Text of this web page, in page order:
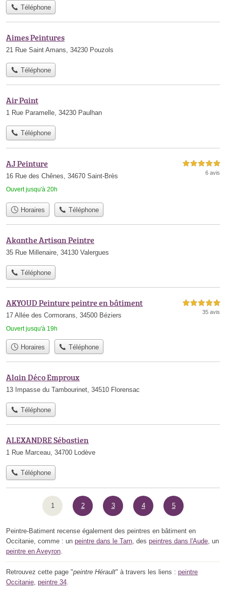
Téléphone
Aimes Peintures
21 Rue Saint Amans, 34230 Pouzols
Téléphone
Air Paint
1 Rue Paramelle, 34230 Paulhan
Téléphone
AJ Peinture
16 Rue des Chênes, 34670 Saint-Brès
Ouvert jusqu'à 20h
5,0 étoiles sur 5
6 avis
Horaires Téléphone
Akanthe Artisan Peintre
35 Rue Millenaire, 34130 Valergues
Téléphone
AKYOUD Peinture peintre en bâtiment
17 Allée des Cormorans, 34500 Béziers
Ouvert jusqu'à 19h
5,0 étoiles sur 5
35 avis
Horaires Téléphone
Alain Déco Emproux
13 Impasse du Tambourinet, 34510 Florensac
Téléphone
ALEXANDRE Sébastien
1 Rue Marceau, 34700 Lodève
Téléphone
1 2 3 4 5
Peintre-Batiment recense également des peintres en bâtiment en
Occitanie, comme : un peintre dans le Tarn , des peintres dans l'Aude , un
peintre en Aveyron
Retrouvez cette page "peintre Hérault" à travers les liens : peintre
Occitanie peintre 34